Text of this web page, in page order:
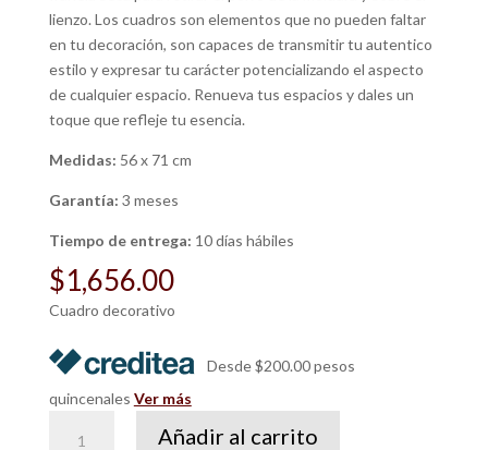
lienzo. Los cuadros son elementos que no pueden faltar
en tu decoración, son capaces de transmitir tu autentico
estilo y expresar tu carácter potencializando el aspecto
de cualquier espacio. Renueva tus espacios y dales un
toque que refleje tu esencia.
Medidas: 56 x 71 cm
Garantía: 3 meses
Tiempo de entrega: 10 días hábiles
$1,656.00
Cuadro decorativo
Desde $200.00 pesos
quincenales Ver más
Añadir al carrito